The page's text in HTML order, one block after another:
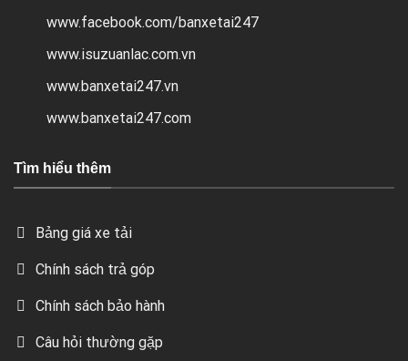
www.facebook.com/banxetai247
www.isuzuanlac.com.vn
www.banxetai247.vn
www.banxetai247.com
Tìm hiểu thêm
Bảng giá xe tải
Chính sách trả góp
Chính sách bảo hành
Câu hỏi thường gặp